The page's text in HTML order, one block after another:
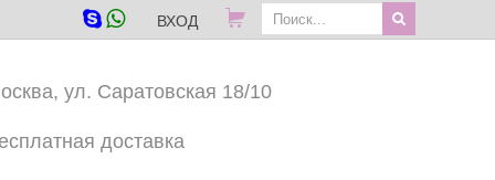
ВХОД
ул. Саратовская 18/10
доставка